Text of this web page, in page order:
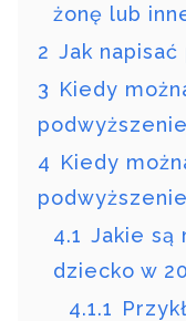
żonę lub
2 Jak
3 Kiedy
4 Kiedy
4.1 Jakie są
dziecko w
4.1.1